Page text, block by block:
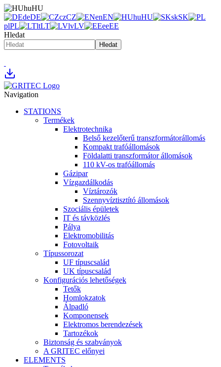
huHU
deDE czCZ enEN huHU skSK
plPL ltLT lvLV eeEE
Hledat
Hledat
Navigation
STATIONS
Termékek
Elektrotechnika
Belső kezelőterű transzformátorállomás
Kompakt trafóállomások
Földalatti transzformátor állomások
110 kV-os trafóállomás
Gázipar
Vízgazdálkodás
Víztározók
Szennyvíztisztító állomások
Szociális épületek
IT és távközlés
Pálya
Elektromobilitás
Fotovoltaik
Típussorozat
UF típuscsalád
UK típuscsalád
Konfigurációs lehetőségek
Tetők
Homlokzatok
Álpadló
Komponensek
Elektromos berendezések
Tartozékok
Biztonság és szabványok
A GRITEC előnyei
ELEMENTS